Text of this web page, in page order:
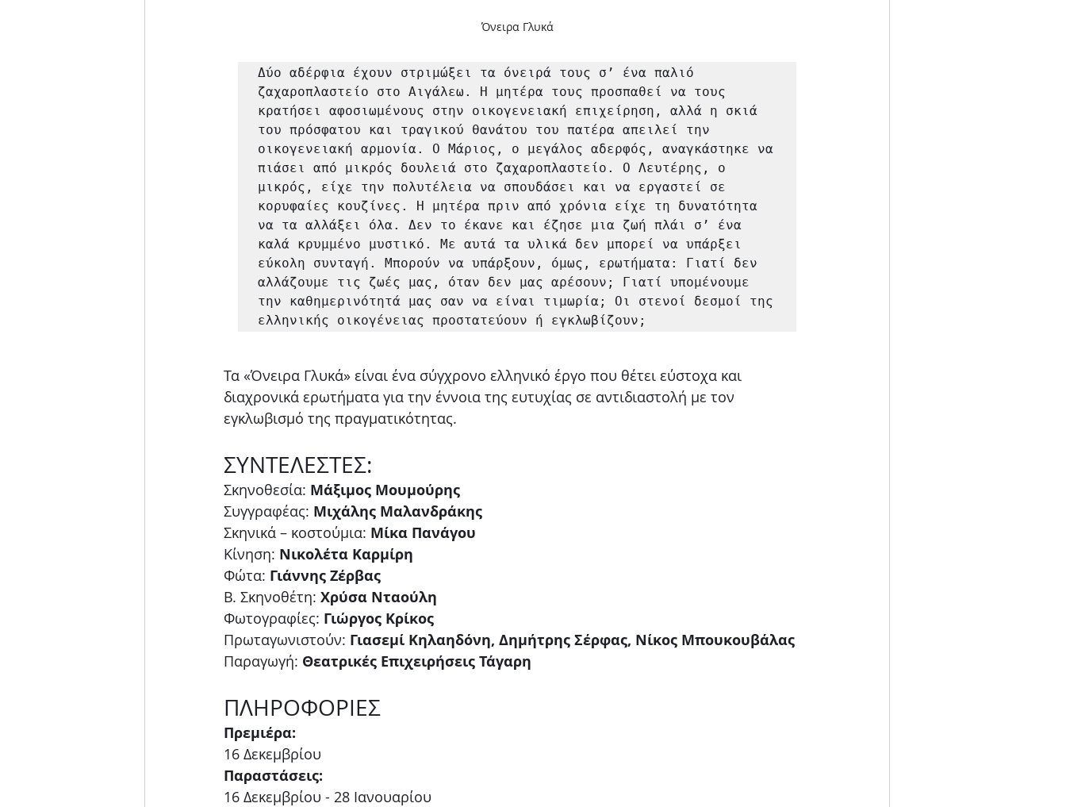
Όνειρα Γλυκά
Δύο αδέρφια έχουν στριμώξει τα όνειρά τους σ’ ένα παλιό
ζαχαροπλαστείο στο Αιγάλεω. Η μητέρα τους προσπαθεί να τους
κρατήσει αφοσιωμένους στην οικογενειακή επιχείρηση, αλλά η σκιά
του πρόσφατου και τραγικού θανάτου του πατέρα απειλεί την
οικογενειακή αρμονία. Ο Μάριος, ο μεγάλος αδερφός, αναγκάστηκε να
πιάσει από μικρός δουλειά στο ζαχαροπλαστείο. Ο Λευτέρης, ο
μικρός, είχε την πολυτέλεια να σπουδάσει και να εργαστεί σε
κορυφαίες κουζίνες. Η μητέρα πριν από χρόνια είχε τη δυνατότητα
να τα αλλάξει όλα. Δεν το έκανε και έζησε μια ζωή πλάι σ’ ένα
καλά κρυμμένο μυστικό. Με αυτά τα υλικά δεν μπορεί να υπάρξει
εύκολη συνταγή. Μπορούν να υπάρξουν, όμως, ερωτήματα: Γιατί δεν
αλλάζουμε τις ζωές μας, όταν δεν μας αρέσουν; Γιατί υπομένουμε
την καθημερινότητά μας σαν να είναι τιμωρία; Οι στενοί δεσμοί της
ελληνικής οικογένειας προστατεύουν ή εγκλωβίζουν;
Τα «Όνειρα Γλυκά» είναι ένα σύγχρονο ελληνικό έργο που θέτει εύστοχα και
διαχρονικά ερωτήματα για την έννοια της ευτυχίας σε αντιδιαστολή με τον
εγκλωβισμό της πραγματικότητας.
ΣΥΝΤΕΛΕΣΤΕΣ:
Σκηνοθεσία: Μάξιμος Μουμούρης
Συγγραφέας: Μιχάλης Μαλανδράκης
Σκηνικά – κοστούμια: Μίκα Πανάγου
Κίνηση: Νικολέτα Καρμίρη
Φώτα: Γιάννης Ζέρβας
Β. Σκηνοθέτη: Χρύσα Νταούλη
Φωτογραφίες: Γιώργος Κρίκος
Πρωταγωνιστούν: Γιασεμί Κηλαηδόνη, Δημήτρης Σέρφας, Νίκος Μπουκουβάλας
Παραγωγή: Θεατρικές Επιχειρήσεις Τάγαρη
ΠΛΗΡΟΦΟΡΙΕΣ
Πρεμιέρα:
16 Δεκεμβρίου
Παραστάσεις:
16 Δεκεμβρίου - 28 Ιανουαρίου